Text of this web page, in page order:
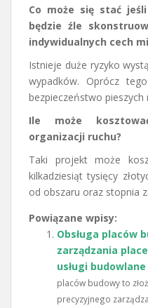
Co może się stać
będzie źle
indywidualnych cech
Istnieje duże ryzyko
wypadków. Oprócz
bezpieczeństwo
Ile może
organizacji ruchu?
Taki projekt może
kilkadziesiąt tysięcy
od obszaru oraz stopnia
Powiązane wpisy:
Obsługa placów
zarządzania
usługi
placów budowy to
precyzyjnego